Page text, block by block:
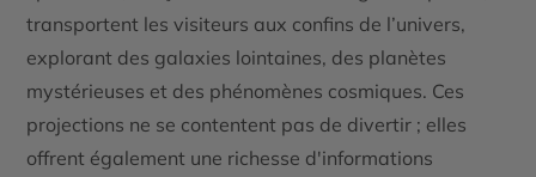
transportent les visiteurs aux confins de l’univers,
explorant des galaxies lointaines, des planètes
mystérieuses et des phénomènes cosmiques. Ces
projections ne se contentent pas de divertir ; elles
offrent également une richesse d'informations